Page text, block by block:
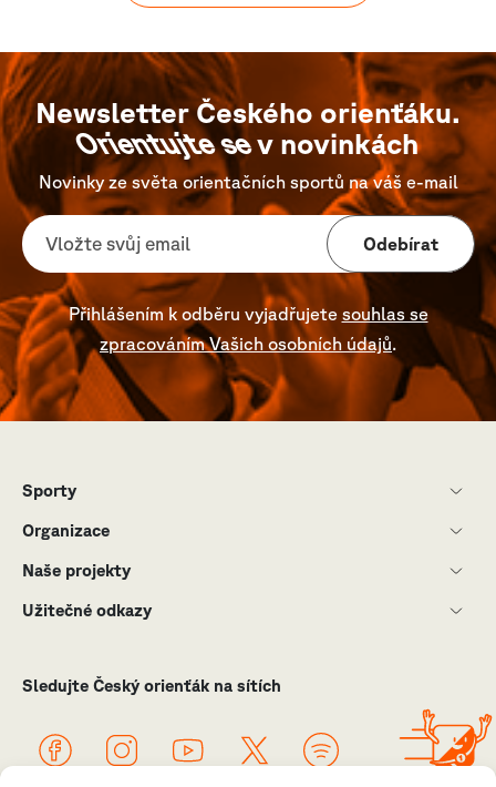
Newsletter Českého orienťáku.
Orientujte sev novinkách
Novinky ze světa orientačních sportů na váš e-mail
Odebírat
Přihlášením k odběru vyjadřujete souhlas se
zpracováním Vašich osobních údajů.
Sledujte Český orienťák na sítích
Sporty
Organizace
Naše projekty
Užitečné odkazy